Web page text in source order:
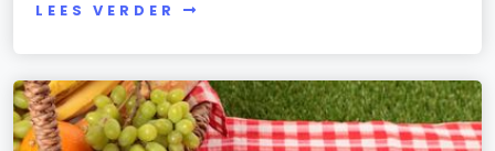
LEES VERDER